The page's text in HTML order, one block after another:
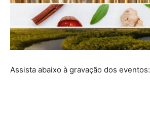
Assista abaixo à gravação dos eventos: